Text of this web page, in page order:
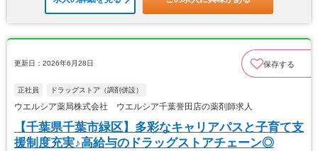
更新日：2026年6月28日 保存する
正社員 ドラッグストア（調剤併設）
ウエルシア薬局株式会社 ウエルシア千葉誉田店の薬剤師求人
【千葉県千葉市緑区】多彩なキャリアパスと子育て支
援制度充実♪高給与のドラッグストアチェーン◎